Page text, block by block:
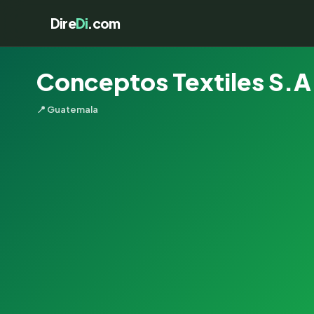
DireDi.com
Conceptos Textiles
📍 Guatemala